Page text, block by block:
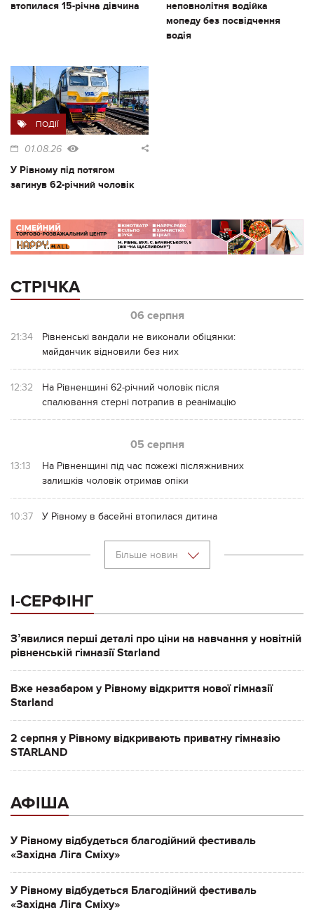
втопилася 15-річна дівчина
неповнолітня водійка
мопеду без посвідчення
водія
ПОДІЇ
01.08.26
У Рівному під потягом
загинув 62-річний чоловік
СТРІЧКА
06 серпня
21:34
Рівненські вандали не виконали обіцянки:
майданчик відновили без них
12:32
На Рівненщині 62-річний чоловік після
спалювання стерні потрапив в реанімацію
05 серпня
13:13
На Рівненщині під час пожежі післяжнивних
залишків чоловік отримав опіки
10:37 У Рівному в басейні втопилася дитина
Більше новин
І-СЕРФІНГ
Зʼявилися перші деталі про ціни на навчання у новітній
рівненській гімназії Starland
Вже незабаром у Рівному відкриття нової гімназії
Starland
2 серпня у Рівному відкривають приватну гімназію
STARLAND
АФІША
У Рівному відбудеться благодійний фестиваль
«Західна Ліга Сміху»
У Рівному відбудеться Благодійний фестиваль
«Західна Ліга Сміху»